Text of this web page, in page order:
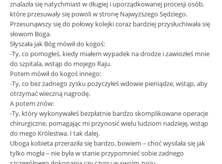
znalazła się natychmiast w długiej i uporządkowanej procesji osób,
które przesuwały się powoli w stronę Najwyższego Sędziego.
Przesunąwszy się do połowy kolejki coraz bardziej przysłuchiwała się
słowom Boga.
Słyszała jak Bóg mówił do kogoś:
-Ty, co pomogłeś, kiedy miałem wypadek na drodze i zawiozłeś mnie
do szpitala, wstąp do mojego Raju.
Potem mówił do kogoś innego:
-Ty, co bez żadnego zysku pożyczyłeś wdowie pieniądze, wstąp, aby
otrzymać wieczną nagrodę.
A potem znów:
-Ty, który wykonywałeś bezpłatnie bardzo skomplikowane operacje
chirurgiczne, pomagając mi przynosić wielu ludziom nadzieję, wstąp
do mego Królestwa. I tak dalej.
Uboga kobieta przeraziła się bardzo, bowiem – choć wysilała się jak
tylko mogła – nie była w stanie przypomnieć sobie żadnego